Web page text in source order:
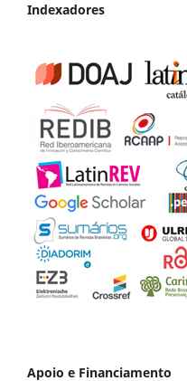
Indexadores
Apoio e Financiamento